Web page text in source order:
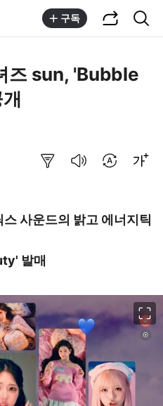
구독
즈 sun, 'Bubble
사운드의 밝고 에너지틱
발매